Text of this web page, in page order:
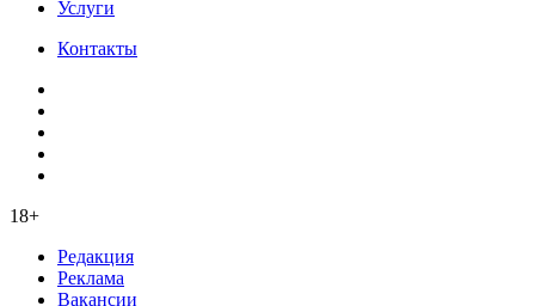
Услуги
Контакты
18+
Редакция
Реклама
Вакансии